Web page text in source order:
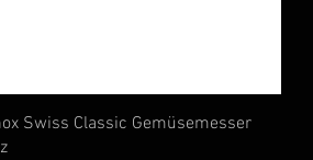
Schnellansicht
Swiss Classic Gemüsemesser